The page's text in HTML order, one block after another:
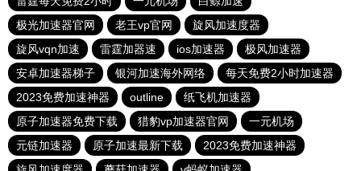
极光加速器官网
老王vp官网
旋风加速度器
旋风vqn加速
雷霆加器速 ios加速器
极风加速器
安卓加速器梯子
银河加速海外网络
每天免费2小时加速器
2023免费加速神器
outline
纸飞机加速器
原子加速器免费下载
猎豹vp加速器官网
一元机场
元链加速器
原子加速最新下载
2023免费加速神器